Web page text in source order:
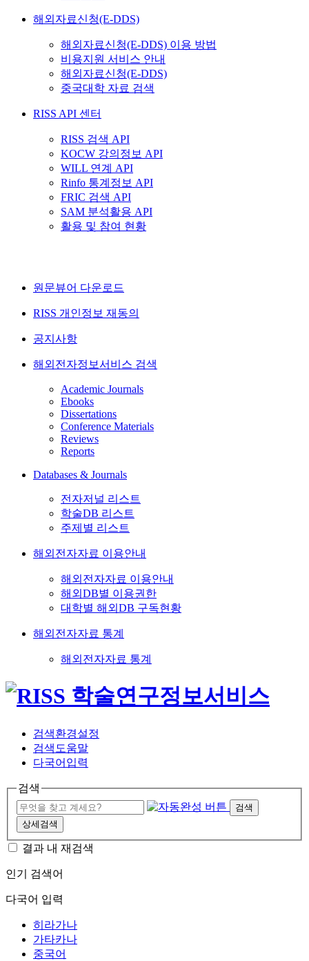
해외자료신청(E-DDS)
해외자료신청(E-DDS) 이용 방법
비용지원 서비스 안내
해외자료신청(E-DDS)
중국대학 자료 검색
RISS API 센터
RISS 검색 API
KOCW 강의정보 API
WILL 연계 API
Rinfo 통계정보 API
FRIC 검색 API
SAM 분석활용 API
활용 및 참여 현황
원문뷰어 다운로드
RISS 개인정보 재동의
공지사항
해외전자정보서비스 검색
Academic Journals
Ebooks
Dissertations
Conference Materials
Reviews
Reports
Databases & Journals
전자저널 리스트
학술DB 리스트
주제별 리스트
해외전자자료 이용안내
해외전자자료 이용안내
해외DB별 이용권한
대학별 해외DB 구독현황
해외전자자료 통계
해외전자자료 통계
검색환경설정
검색도움말
다국어입력
검색
검색
상세검색
결과 내 재검색
인기 검색어
다국어 입력
히라가나
가타카나
중국어